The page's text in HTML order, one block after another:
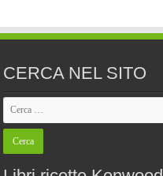
CERCA NEL SITO